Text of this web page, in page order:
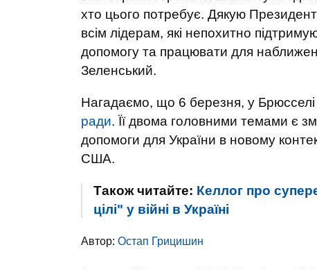
хто цього потребує. Дякую
всім лідерам, які непохитно
допомогу та працювати для
Зеленський.
Нагадаємо, що 6 березня, у Брюсселі
ради. Її двома головними темами є
допомоги для України в новому
США.
Також читайте: Келлог про
цілі" у війні в Україні
Автор: Остап Грицишин